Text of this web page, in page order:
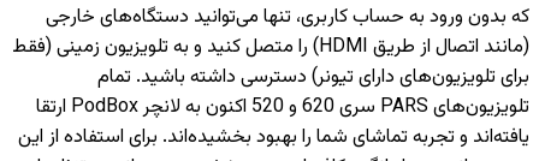
که بدون ورود به حساب کاربری، تنها می‌توانید دستگاه‌های خارجی
(مانند اتصال از طریق HDMI) را متصل کنید و به تلویزیون‌ زمینی (فقط
برای تلویزیون‌های دارای تیونر) دسترسی داشته باشید. تمام
تلویزیون‌های PARS سری 620 و 520 اکنون به لانچر PodBox ارتقا
یافته‌اند و تجربه تماشای شما را بهبود بخشیده‌اند. برای استفاده از این